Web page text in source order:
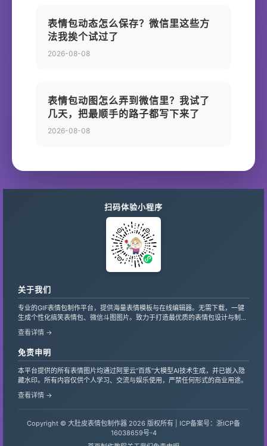
表情包动态怎么保存？微信里这些方
法我挨个试过了
2026-08-08
表情包动图怎么弄到微信里？我试了
几天，把最顺手的路子都写下来了
2026-08-08
扫码体验小程序
关于我们
专业的GIF表情包制作平台，提供海量表情模板与在线编辑器。无需下载，一键
生成个性化搞笑表情包、微信斗图图片。致力于打造最优质的表情包设计与制作
服务，支持自定义文字、贴纸，让创意轻松变现。
查看详情 →
免责申明
本平台提供的所有表情图片均通过阿里云“百炼”大模型AI技术生成，并已嵌入隐
藏水印。所有内容仅供个人学习、交流与娱乐使用，严禁任何形式的商业用途。
查看详情 →
Copyright © 大肚皮表情包制作器 2026 版权所有 | ICP备案号：浙ICP备
16038659号-4